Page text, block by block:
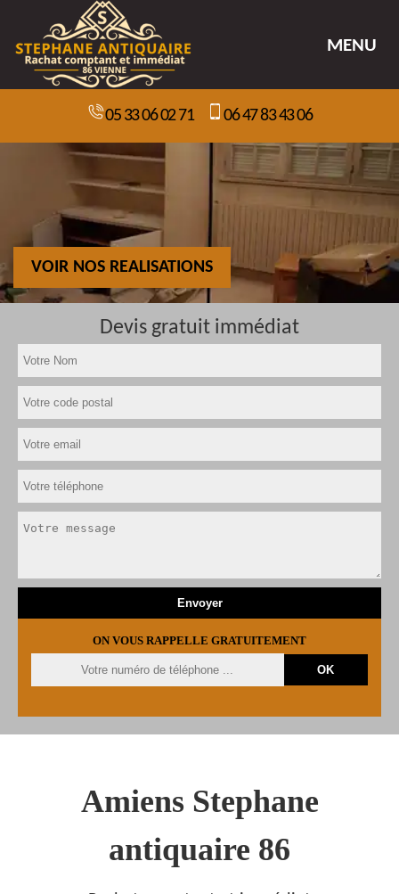
MENU
05 33 06 02 71 06 47 83 43 06
VOIR NOS REALISATIONS
Devis gratuit immédiat
ON VOUS RAPPELLE GRATUITEMENT
Amiens Stephane
antiquaire 86